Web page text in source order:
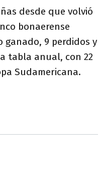
desde que volvió
bonaerense
9 perdidos y
tabla anual, con 22
Sudamericana.